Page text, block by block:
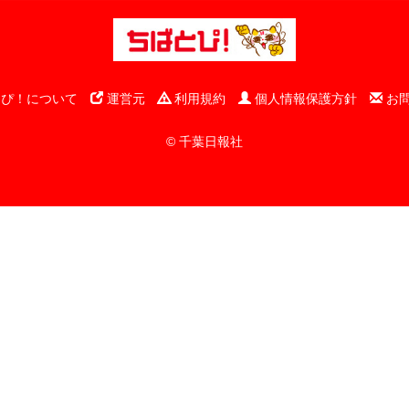
！について 運営元 利用規約 個人情報保護方針 お
© 千葉日報社